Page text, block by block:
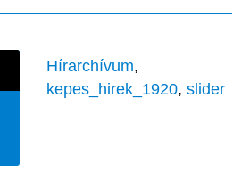
Hírarchívum,
kepes_hirek_1920, slider